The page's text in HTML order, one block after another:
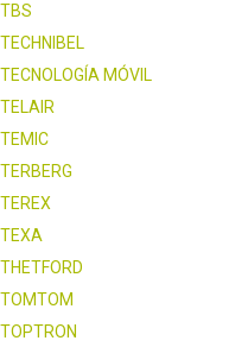
TBS
TECHNIBEL
TECNOLOGÍA MÓVIL
TELAIR
TEMIC
TERBERG
TEREX
TEXA
THETFORD
TOMTOM
TOPTRON